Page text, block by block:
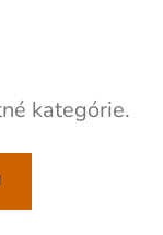
kategórie.